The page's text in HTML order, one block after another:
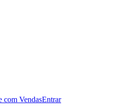
com VendasEntrar